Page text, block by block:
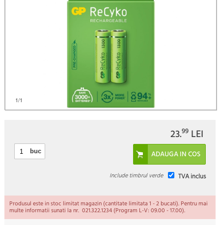
1/1
23.99 LEI
buc
TVA inclus
Include timbrul verde
Produsul este in stoc limitat magazin (cantitate limitata 1 - 2 bucati). Pentru mai
multe informatii sunati la nr. 021.322.1234 (Program L-V: 09.00 - 17.00).